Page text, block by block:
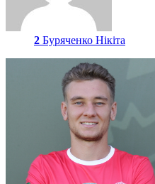
2 Буряченко Нікіта